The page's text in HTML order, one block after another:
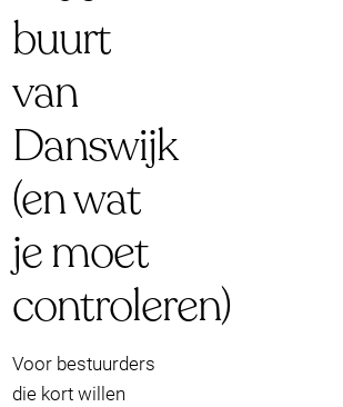
buurt
van
Danswijk
(en wat
je moet
controleren)
Voor bestuurders
die kort willen